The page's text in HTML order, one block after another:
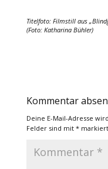
Titelfoto: Filmstill aus
(Foto: Katharina Bühler)
Kommentar
Deine E-Mail-Adresse
Felder sind mit *markiert